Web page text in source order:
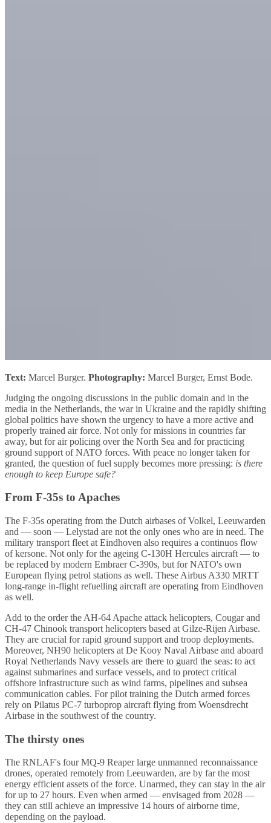
Text: Marcel Burger. Photography: Marcel Burger, Ernst Bode.
Judging the ongoing discussions in the public domain and in the
media in the Netherlands, the war in Ukraine and the rapidly shifting
global politics have shown the urgency to have a more active and
properly trained air force. Not only for missions in countries far
away, but for air policing over the North Sea and for practicing
ground support of NATO forces. With peace no longer taken for
granted, the question of fuel supply becomes more pressing: is there
enough to keep Europe safe?
From F-35s to Apaches
The F‑35s operating from the Dutch airbases of Volkel, Leeuwarden
and — soon — Lelystad are not the only ones who are in need. The
military transport fleet at Eindhoven also requires a continuos flow
of kersone. Not only for the ageing C‑130H Hercules aircraft — to
be replaced by modern Embraer C‑390s, but for NATO's own
European flying petrol stations as well. These Airbus A330 MRTT
long-range in-flight refuelling aircraft are operating from Eindhoven
as well.
Add to the order the AH-64 Apache attack helicopters, Cougar and
CH-47 Chinook transport helicopters based at Gilze‑Rijen Airbase.
They are crucial for rapid ground support and troop deployments.
Moreover, NH90 helicopters at De Kooy Naval Airbase and aboard
Royal Netherlands Navy vessels are there to guard the seas: to act
against submarines and surface vessels, and to protect critical
offshore infrastructure such as wind farms, pipelines and subsea
communication cables. For pilot training the Dutch armed forces
rely on Pilatus PC‑7 turboprop aircraft flying from Woensdrecht
Airbase in the southwest of the country.
The thirsty ones
The RNLAF's four MQ‑9 Reaper large unmanned reconnaissance
drones, operated remotely from Leeuwarden, are by far the most
energy efficient assets of the force. Unarmed, they can stay in the air
for up to 27 hours. Even when armed — envisaged from 2028 —
they can still achieve an impressive 14 hours of airborne time,
depending on the payload.